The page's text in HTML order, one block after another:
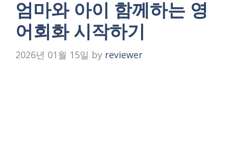
엄마와 아이 함께하는 영
어회화 시작하기
2026년 01월 15일 by reviewer